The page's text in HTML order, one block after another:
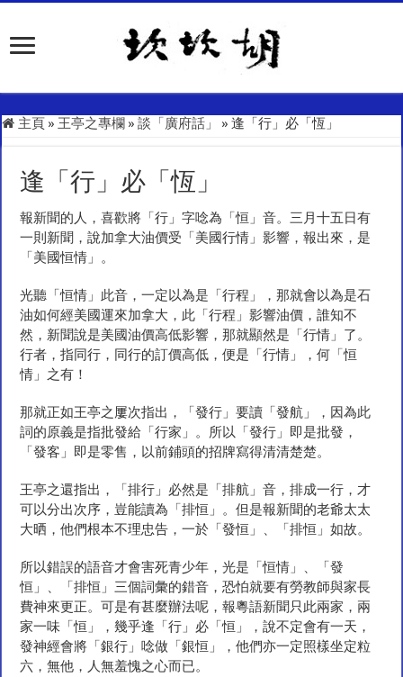
主頁 » 王亭之專欄 » 談「廣府話」 » 逢「行」必「恆」
逢「行」必「恆」
報新聞的人，喜歡將「行」字唸為「恒」音。三月十五日有
一則新聞，說加拿大油價受「美國行情」影響，報出來，是
「美國恒情」。
光聽「恒情」此音，一定以為是「行程」，那就會以為是石
油如何經美國運來加拿大，此「行程」影響油價，誰知不
然，新聞說是美國油價高低影響，那就顯然是「行情」了。
行者，指同行，同行的訂價高低，便是「行情」，何「恒
情」之有！
那就正如王亭之屢次指出，「發行」要讀「發航」，因為此
詞的原義是指批發給「行家」。所以「發行」即是批發，
「發客」即是零售，以前鋪頭的招牌寫得清清楚楚。
王亭之還指出，「排行」必然是「排航」音，排成一行，才
可以分出次序，豈能讀為「排恒」。但是報新聞的老爺太太
大晒，他們根本不理忠告，一於「發恒」、「排恒」如故。
所以錯誤的語音才會害死青少年，光是「恒情」、「發
恒」、「排恒」三個詞彙的錯音，恐怕就要有勞教師與家長
費神來更正。可是有甚麼辦法呢，報粵語新聞只此兩家，兩
家一味「恒」，幾乎逢「行」必「恒」，說不定會有一天，
發神經會將「銀行」唸做「銀恒」，他們亦一定照樣坐定粒
六，無他，人無羞愧之心而已。